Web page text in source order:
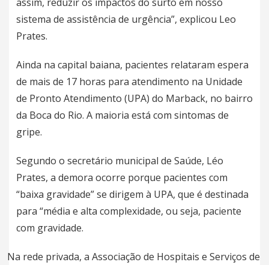
sistema de assistência de urgência”, explicou Leo
Prates.
Ainda na capital baiana, pacientes relataram espera
de mais de 17 horas para atendimento na Unidade
de Pronto Atendimento (UPA) do Marback, no bairro
da Boca do Rio. A maioria está com sintomas de
gripe.
Segundo o secretário municipal de Saúde, Léo
Prates, a demora ocorre porque pacientes com
“baixa gravidade” se dirigem à UPA, que é destinada
para “média e alta complexidade, ou seja, paciente
com gravidade.
Na rede privada, a Associação de Hospitais e Serviços de